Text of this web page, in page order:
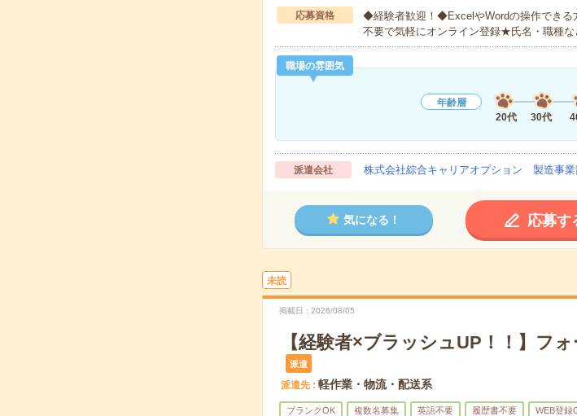
応募資格
◆経験者歓迎！◆ExcelやWordの操作できる
不要で気軽にオンライン登録★氏名・職種
職場の雰囲気
年齢層
20代
30代
派遣会社 株式会社綜合キャリアオプション 製造事業
気になる！ 応募す
未読
掲載日 2026/08/05
【経験者×ブラッシュUP！！】フ
派遣
派遣先 軽作業・物流・配送系
ブランクOK 複数名募集 英語不要 履歴書不要 WEB登録